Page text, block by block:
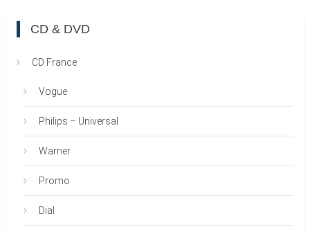
CD & DVD
CD France
Vogue
Philips – Universal
Warner
Promo
Dial